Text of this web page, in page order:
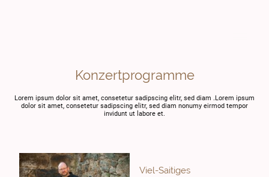
Konzertprogramme
Lorem ipsum dolor sit amet, consetetur sadipscing elitr, sed diam .Lorem ipsum
dolor sit amet, consetetur sadipscing elitr, sed diam nonumy eirmod tempor
invidunt ut labore et.
Viel-Saitiges